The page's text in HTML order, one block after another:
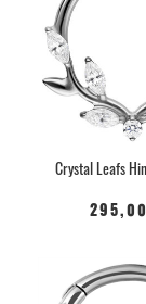
Crystal Leafs